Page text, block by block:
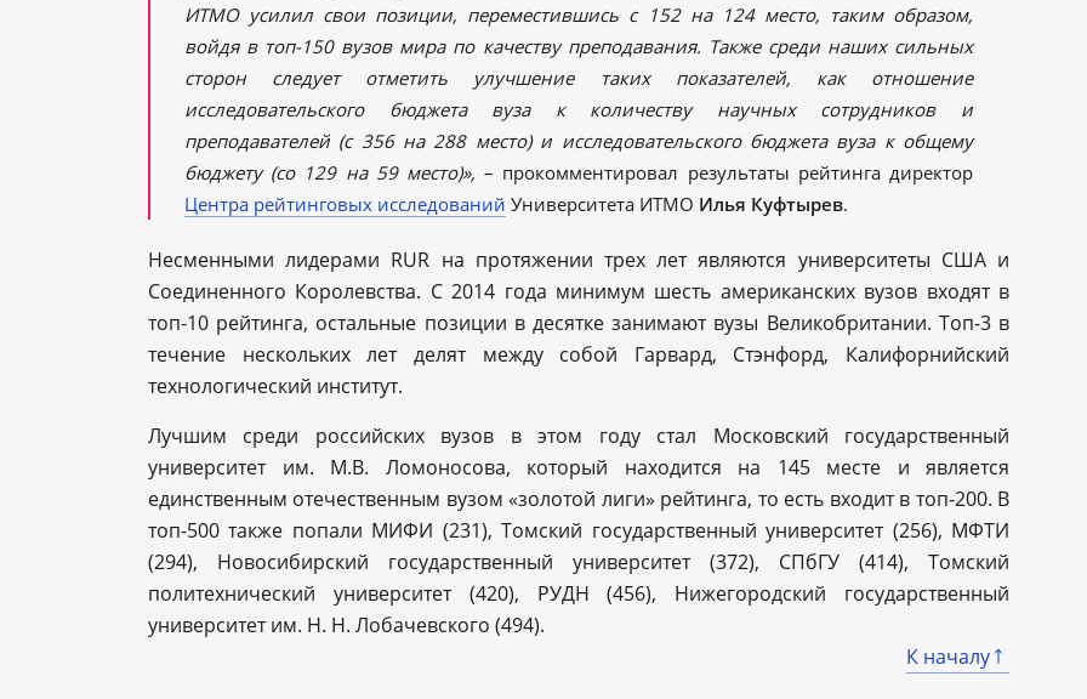
ИТМО усилил свои позиции, переместившись с 152 на 124 место, таким образом,
войдя в топ-150 вузов мира по качеству преподавания. Также среди наших сильных
сторон следует отметить улучшение таких показателей, как отношение
исследовательского бюджета вуза к количеству научных сотрудников и
преподавателей (с 356 на 288 место) и исследовательского бюджета вуза к общему
бюджету (со 129 на 59 место)», – прокомментировал результаты рейтинга директор
Центра рейтинговых исследований Университета ИТМО Илья Куфтырев.
Несменными лидерами RUR на протяжении трех лет являются университеты США и
Соединенного Королевства. С 2014 года минимум шесть американских вузов входят в
топ-10 рейтинга, остальные позиции в десятке занимают вузы Великобритании. Топ-3 в
течение нескольких лет делят между собой Гарвард, Стэнфорд, Калифорнийский
технологический институт.
Лучшим среди российских вузов в этом году стал Московский государственный
университет им. М.В. Ломоносова, который находится на 145 месте и является
единственным отечественным вузом «золотой лиги» рейтинга, то есть входит в топ-200. В
топ-500 также попали МИФИ (231), Томский государственный университет (256), МФТИ
(294), Новосибирский государственный университет (372), СПбГУ (414), Томский
политехнический университет (420), РУДН (456), Нижегородский государственный
университет им. Н. Н. Лобачевского (494).
К началу